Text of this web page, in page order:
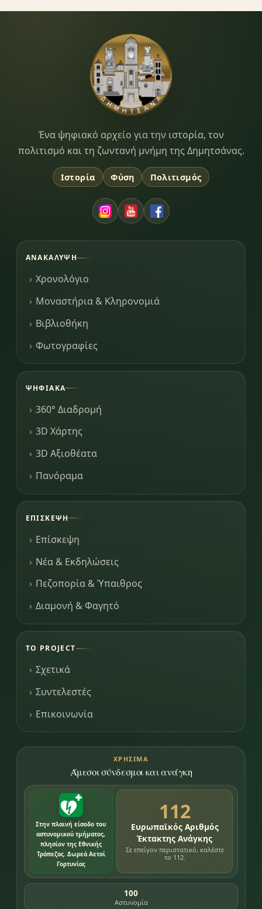
Dimitsana.gr
Ένα ψηφιακό αρχείο για την ιστορία, τον
πολιτισμό και τη ζωντανή μνήμη της Δημητσάνας.
Ιστορία Φύση Πολιτισμός
ΑΝΑΚΆΛΥΨΗ
Χρονολόγιο
Μοναστήρια & Κληρονομιά
Βιβλιοθήκη
Φωτογραφίες
ΨΗΦΙΑΚΆ
360° Διαδρομή
3D Χάρτης
3D Αξιοθέατα
Πανόραμα
ΕΠΊΣΚΕΨΗ
Επίσκεψη
Νέα & Εκδηλώσεις
Πεζοπορία & Ύπαιθρος
Διαμονή & Φαγητό
ΤΟ PROJECT
Σχετικά
Συντελεστές
Επικοινωνία
ΧΡΉΣΙΜΑ
Άμεσοι σύνδεσμοι και ανάγκη
Στην πλαινή είσοδο του
αστυνομικού τμήματος,
πλησίον της Εθνικής
Τράπεζας. Δωρεά Αετοί
Γορτυνίας
112
Ευρωπαϊκός Αριθμός
Έκτακτης Ανάγκης
Σε επείγον περιστατικό, καλέστε
το 112.
100
Αστυνομία